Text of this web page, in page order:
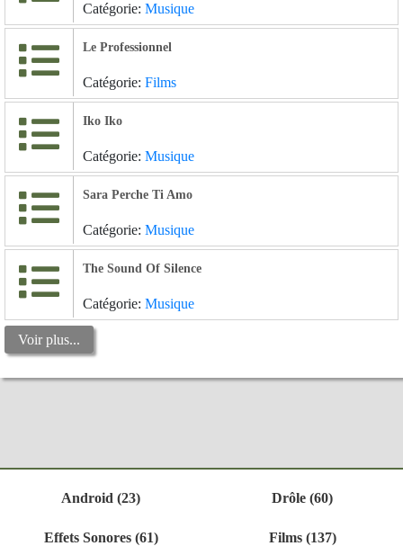
Catégorie: Musique
Le Professionnel
Catégorie: Films
Iko Iko
Catégorie: Musique
Sara Perche Ti Amo
Catégorie: Musique
The Sound Of Silence
Catégorie: Musique
Voir plus...
Android (23) Drôle (60)
Effets Sonores (61) Films (137)